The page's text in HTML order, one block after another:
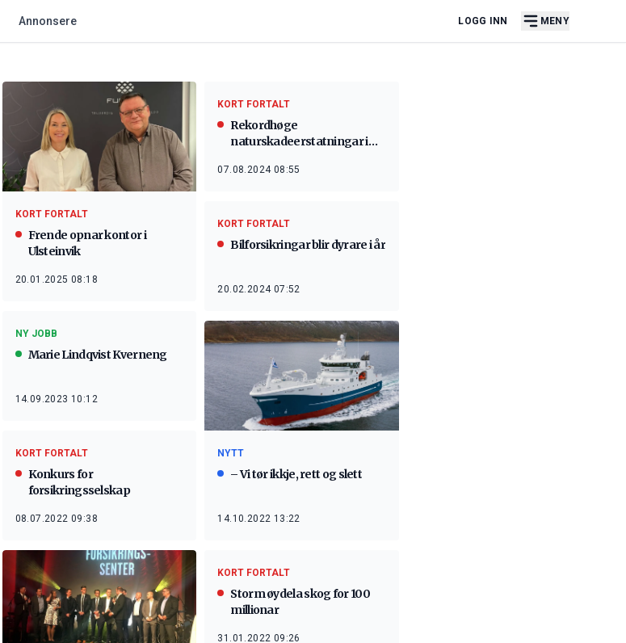
Annonsere LOGG INN MENY
KORT FORTALT
Frende opnar kontor i
Ulsteinvik
20.01.2025 08:18
KORT FORTALT
Rekordhøge
naturskadeerstatningar i
07.08.2024 08:55
KORT FORTALT
Bilforsikringar blir dyrare i år
20.02.2024 07:52
NY JOBB
Marie Lindqvist Kverneng
14.09.2023 10:12
NYTT
– Vi tør ikkje, rett og slett
14.10.2022 13:22
KORT FORTALT
Konkurs for
forsikringsselskap
08.07.2022 09:38
KORT FORTALT
Storm øydela skog for 100
millionar
31.01.2022 09:26